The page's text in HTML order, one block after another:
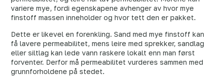
variere mye, fordi egenskapene avhenger av hvor mye
finstoff massen inneholder og hvor tett den er pakket.
Dette er likevel en forenkling. Sand med mye finstoff kan
få lavere permeabilitet, mens leire med sprekker, sandlag
eller siltlag kan lede vann raskere lokalt enn man først
forventer. Derfor må permeabilitet vurderes sammen med
grunnforholdene på stedet.